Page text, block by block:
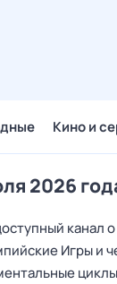
Кино и
2026
канал
Игры и